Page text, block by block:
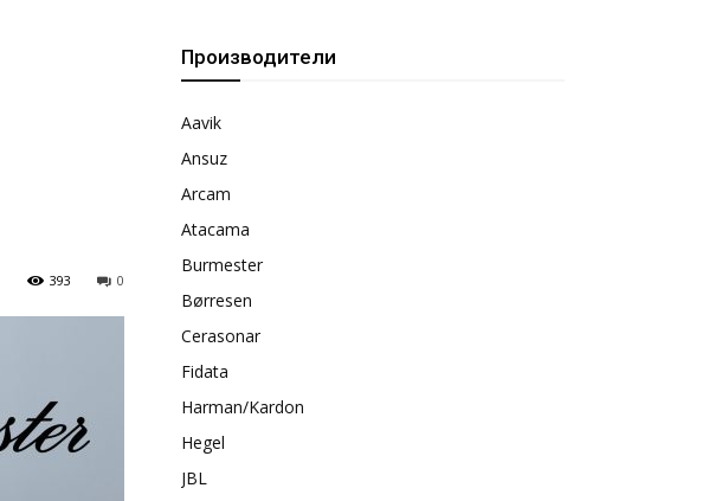
0
393
Производители
Aavik
Ansuz
Arcam
Atacama
Burmester
Børresen
Cerasonar
Fidata
Harman/Kardon
Hegel
JBL